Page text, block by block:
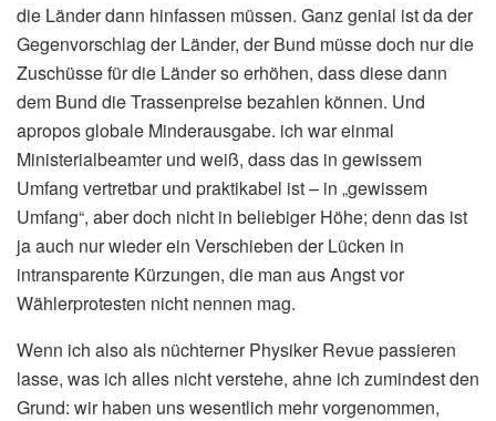
die Länder dann hinfassen müssen. Ganz genial ist da der
Gegenvorschlag der Länder, der Bund müsse doch nur die
Zuschüsse für die Länder so erhöhen, dass diese dann
dem Bund die Trassenpreise bezahlen können. Und
apropos globale Minderausgabe. ich war einmal
Ministerialbeamter und weiß, dass das in gewissem
Umfang vertretbar und praktikabel ist – in „gewissem
Umfang“, aber doch nicht in beliebiger Höhe; denn das ist
ja auch nur wieder ein Verschieben der Lücken in
intransparente Kürzungen, die man aus Angst vor
Wählerprotesten nicht nennen mag.
Wenn ich also als nüchterner Physiker Revue passieren
lasse, was ich alles nicht verstehe, ahne ich zumindest den
Grund: wir haben uns wesentlich mehr vorgenommen,